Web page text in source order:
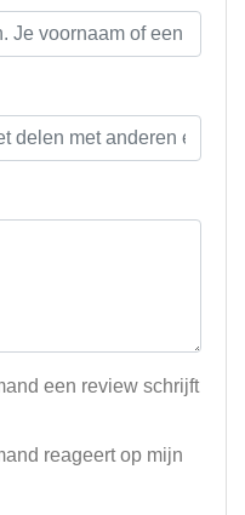
een review schrijft
reageert op mijn